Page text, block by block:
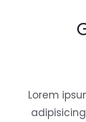
Lorem